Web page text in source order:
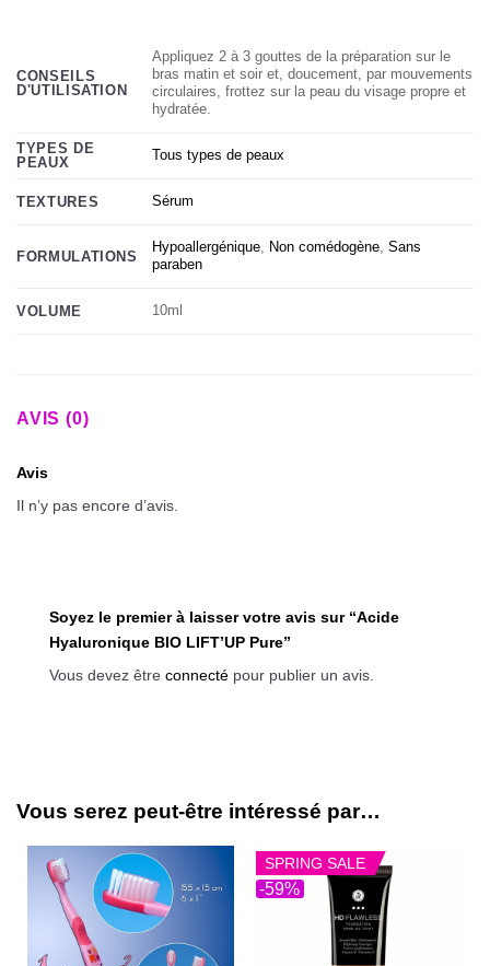
CONSEILS
D'UTILISATION
Appliquez 2 à 3 gouttes de la préparation sur le
bras matin et soir et, doucement, par mouvements
circulaires, frottez sur la peau du visage propre et
hydratée.
TYPES DE
PEAUX
Tous types de peaux
TEXTURES Sérum
FORMULATIONS
Hypoallergénique, Non comédogène,Sans
paraben
VOLUME 10ml
AVIS (0)
Avis
Il n’y pas encore d’avis.
Soyez le premier à laisser votre avis sur “Acide
Hyaluronique BIO LIFT’UP Pure”
Vous devez être connecté pour publier un avis.
Vous serez peut-être intéressé par…
-59%
SPRING SALE